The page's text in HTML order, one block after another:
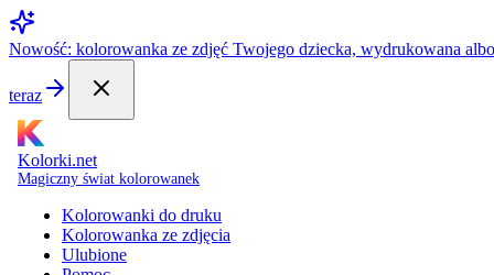
Nowość: kolorowanka ze zdjęć Twojego dziecka, wydrukowana
teraz
Kolorki.net
Magiczny świat kolorowanek
Kolorowanki do druku
Kolorowanka ze zdjęcia
Ulubione